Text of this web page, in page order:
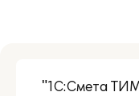
Партнерам
"1С:Смета